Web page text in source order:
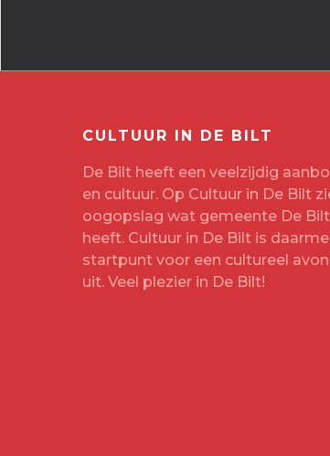
CULTUUR IN DE BILT
De Bilt heeft een veelzijdig
en cultuur. Op Cultuur in De Bilt
oogopslag wat gemeente De
heeft. Cultuur in De Bilt is
startpunt voor een cultureel
uit. Veel plezier in De Bilt!